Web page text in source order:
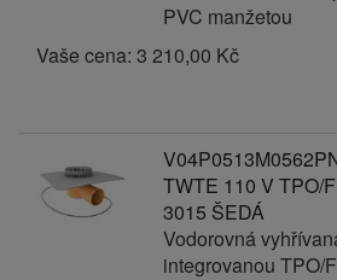
PVC manžetou
Vaše cena: 3 210,00 Kč
TWTE 110 V TPO/
3015 ŠEDÁ
Vodorovná
integrovanou TPO/